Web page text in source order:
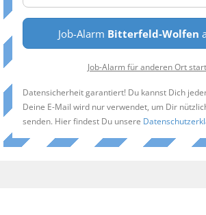
Job-Alarm Bitterfeld-Wolfen
Job-Alarm für anderen Ort
Datensicherheit garantiert! Du kannst Dich
Deine E-Mail wird nur verwendet, um Dir
senden. Hier findest Du unsere